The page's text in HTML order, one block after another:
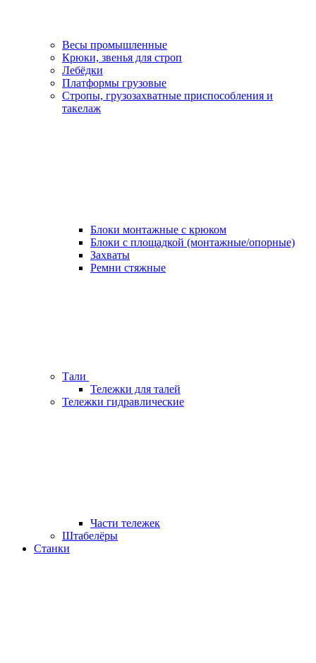
Весы промышленные
Крюки, звенья для строп
Лебёдки
Платформы грузовые
Стропы, грузозахватные приспособления и
такелаж
Блоки монтажные с крюком
Блоки с площадкой (монтажные/опорные)
Захваты
Ремни стяжные
Тали
Тележки для талей
Тележки гидравлические
Части тележек
Штабелёры
Станки